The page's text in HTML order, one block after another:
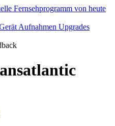
Aufnahmen Upgrades